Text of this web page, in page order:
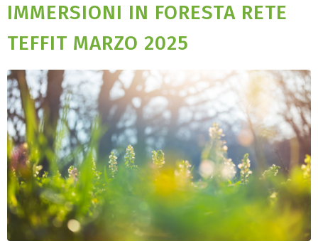
IMMERSIONI IN FORESTA RETE
TEFFIT MARZO 2025